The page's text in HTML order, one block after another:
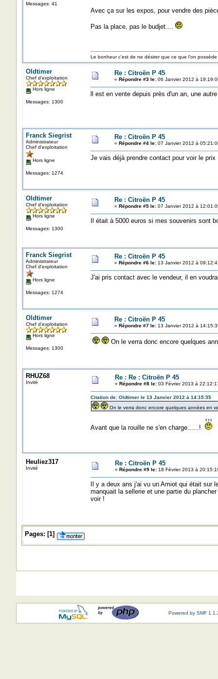
Messages: 41
Avec ça sur les expos, pour vendre des
Pas la place, pas le budjet....
Le bonheur c'est de ne désirer que ce que l'on possède
Oldtimer
Chef d'exploitation
Hors ligne
Messages: 1300
Re : Citroën P 45
« Répondre #3 le:06 Janvier 2012 à
ll est en vente depuis près d'un an, une
Franck Siegrist
Administrateur
Chef d'exploitation
Hors ligne
Messages: 1274
Re : Citroën P 45
« Répondre #4 le:07 Janvier 2012 à
Je vais déjà prendre contact pour voir le prix
Oldtimer
Chef d'exploitation
Hors ligne
Messages: 1300
Re : Citroën P 45
« Répondre #5 le:07 Janvier 2012 à
Il était à 5000 euros si mes souvenirs sont
Franck Siegrist
Administrateur
Chef d'exploitation
Hors ligne
Messages: 1274
Re : Citroën P 45
« Répondre #6 le:13 Janvier 2012 à
J'ai pris contact avec le vendeur, il en
Oldtimer
Chef d'exploitation
Hors ligne
Messages: 1300
Re : Citroën P 45
« Répondre #7 le:13 Janvier 2012 à
On le verra donc encore quelques
RHUZ68
Invité
Re : Re : Citroën P 45
« Répondre #8 le:03 Février 2013 à
Citation de: Oldtimer le 13 Janvier 2012 à 14:15:35
On le verra donc encore quelques années en
Avant que la rouille ne s'en charge......!
Heuliez317
Invité
Re : Citroën P 45
« Répondre #9 le:18 Février 2013 à
Il y a deux ans j'ai vu un Amiot qui était sur
manquait la sellerie et une partie du
voir !
Pages: [1]
Powered by SMF